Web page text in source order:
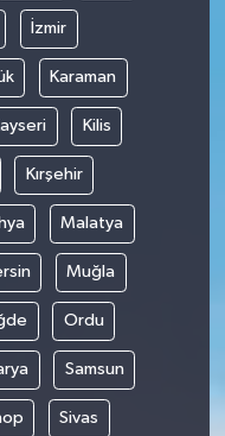
İzmir
Karaman
Kilis
Kırşehir
Malatya
Muğla
Ordu
Samsun
Sivas